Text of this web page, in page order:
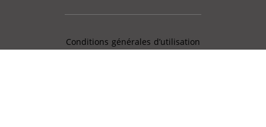
Conditions générales d’utilisation